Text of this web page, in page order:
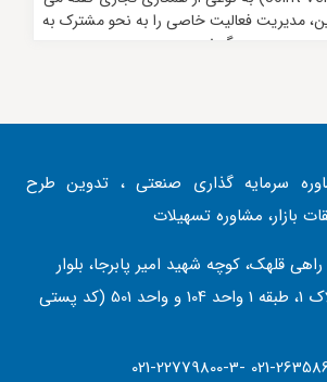
مدیریت فعالیت خاصی را به نحو مشترک به
عهده می گیرند.
سرمایه گذاری صنعتی ، تدوین طرح
بازار، مشاوره تسهیلات
قلهک، کوچه شهید امیر پابرجا، بلوار
آینه، گل یخ غربی پلاک 1، طبقه 1 واحد 104 و واحد 501 (کد پستی
021-22779800-3- 021-